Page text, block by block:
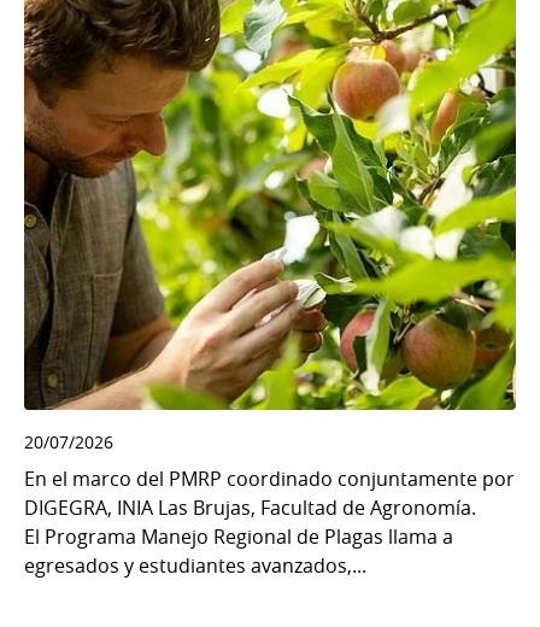
20/07/2026
En el marco del PMRP coordinado conjuntamente por
DIGEGRA, INIA Las Brujas, Facultad de Agronomía.
El Programa Manejo Regional de Plagas llama a
egresados y estudiantes avanzados,...